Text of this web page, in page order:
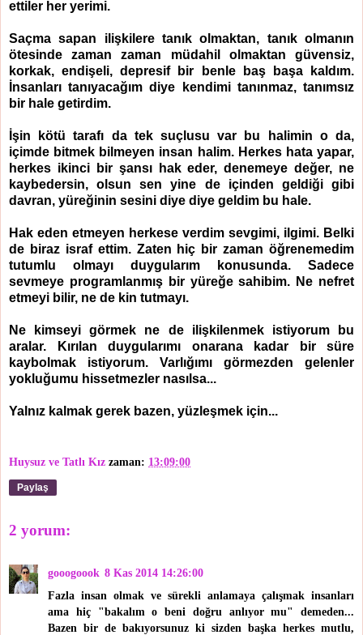
ettiler her yerimi.
Saçma sapan ilişkilere tanık olmaktan, tanık olmanın
ötesinde zaman zaman müdahil olmaktan güvensiz,
korkak, endişeli, depresif bir benle baş başa kaldım.
İnsanları tanıyacağım diye kendimi tanınmaz, tanımsız
bir hale getirdim.
İşin kötü tarafı da tek suçlusu var bu halimin o da,
içimde bitmek bilmeyen insan halim. Herkes hata yapar,
herkes ikinci bir şansı hak eder, denemeye değer, ne
kaybedersin, olsun sen yine de içinden geldiği gibi
davran, yüreğinin sesini diye diye geldim bu hale.
Hak eden etmeyen herkese verdim sevgimi, ilgimi. Belki
de biraz israf ettim. Zaten hiç bir zaman öğrenemedim
tutumlu olmayı duygularım konusunda. Sadece
sevmeye programlanmış bir yüreğe sahibim. Ne nefret
etmeyi bilir, ne de kin tutmayı.
Ne kimseyi görmek ne de ilişkilenmek istiyorum bu
aralar. Kırılan duygularımı onarana kadar bir süre
kaybolmak istiyorum. Varlığımı görmezden gelenler
yokluğumu hissetmezler nasılsa...
Yalnız kalmak gerek bazen, yüzleşmek için...
Huysuz ve Tatlı Kız zaman: 13:09:00
Paylaş
2 yorum:
gooogoook 8 Kas 2014 14:26:00
Fazla insan olmak ve sürekli anlamaya çalışmak insanları
ama hiç "bakalım o beni doğru anlıyor mu" demeden...
Bazen bir de bakıyorsunuz ki sizden başka herkes mutlu,